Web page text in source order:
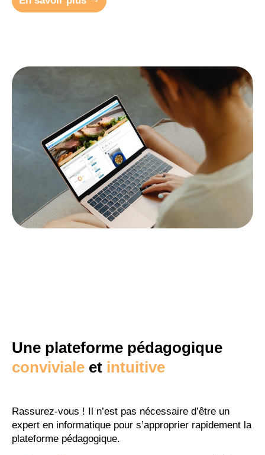
Une plateforme pédagogique
conviviale et intuitive
Rassurez-vous ! Il n’est pas nécessaire d’être un
expert en informatique pour s’approprier rapidement la
plateforme pédagogique.